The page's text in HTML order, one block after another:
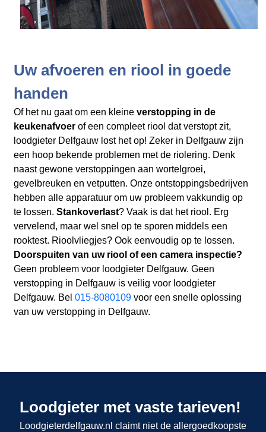
Uw afvoeren en riool in goede
handen
Of het nu gaat om een kleine verstopping in de
keukenafvoerof een compleet riool dat verstopt zit,
loodgieter Delfgauw lost het op! Zeker in Delfgauw zijn
een hoop bekende problemen met de riolering. Denk
naast gewone verstoppingen aan wortelgroei,
gevelbreuken en vetputten. Onze ontstoppingsbedrijven
hebben alle apparatuur om uw probleem vakkundig op
te lossen. Stankoverlast? Vaak is dat het riool. Erg
vervelend, maar wel snel op te sporen middels een
rooktest. Rioolvliegjes? Ook eenvoudig op te lossen.
Doorspuiten van uw riool of een camera inspectie?
Geen probleem voor loodgieter Delfgauw. Geen
verstopping in Delfgauw is veilig voor loodgieter
Delfgauw. Bel 015-8080109voor een snelle oplossing
van uw verstopping in Delfgauw.
Loodgieter met vaste tarieven!
Loodgieterdelfgauw.nl claimt niet de allergoedkoopste